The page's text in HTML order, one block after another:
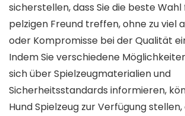
sicherstellen, dass Sie die beste
pelzigen Freund treffen, ohne zu viel
oder Kompromisse bei der Qualität
Indem Sie verschiedene
sich über Spielzeugmaterialien und
Sicherheitsstandards informieren,
Hund Spielzeug zur Verfügung